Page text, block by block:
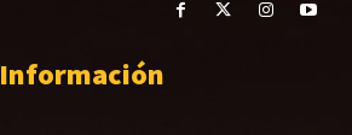
Información